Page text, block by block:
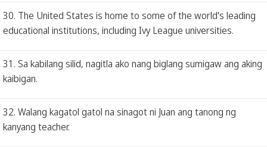
30. The United States is home to some of the world's leading
educational institutions, including Ivy League universities.
31. Sa kabilang silid, nagitla ako nang biglang sumigaw ang aking
kaibigan.
32. Walang kagatol gatol na sinagot ni Juan ang tanong ng
kanyang teacher.